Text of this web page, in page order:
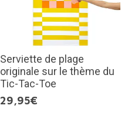
Serviette de plage
originale sur le thème du
Tic-Tac-Toe
29,95€